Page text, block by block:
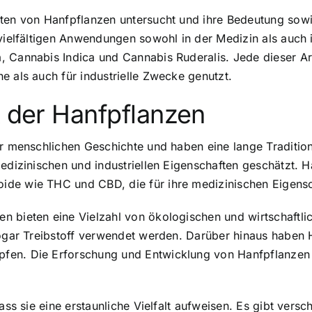
von Hanfpflanzen untersucht und ihre Bedeutung
Anwendungen sowohl in der Medizin als
Cannabis Indica und Cannabis Ruderalis. Jede dieser
als auch für industrielle Zwecke genutzt.
Hanfpflanzen
Geschichte und haben eine lange
und industriellen Eigenschaften geschätzt.
wie THC und CBD, die für ihre medizinischen
bieten eine Vielzahl von ökologischen und
Treibstoff verwendet werden. Darüber hinaus
Die Erforschung und Entwicklung von
sie eineerstaunliche Vielfalt aufweisen. Es gibt